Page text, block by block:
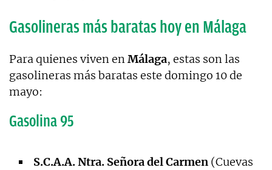
Gasolineras más baratas hoy en Málaga
Para quienes viven enMálaga, estas son las
gasolineras más baratas este domingo 10 de
mayo:
Gasolina 95
S.C.A.A. Ntra. Señora del Carmen (Cuevas